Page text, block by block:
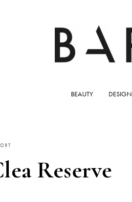
BEAUTY DESIGN
Reserve